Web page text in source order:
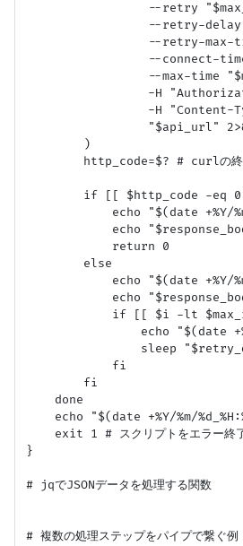
--retry
--retry-
--retry-max-
--connect-
--max-time
-H
-H "Content-
"$api_url"
        )
http_code=$? # curlの終
if [[ $http_code -eq
echo "$(date +%Y/
echo
            return 0
        else
echo "$(date +%Y/
echo
if [[ $i -lt
echo "$(date
sleep
            fi
        fi
    done
echo "$(date +%Y/%m/
exit 1 # スクリプトをエラー終
}
# jqでJSONデータを処理する関数
# 複数の処理ステップをパイプで繋ぐ例